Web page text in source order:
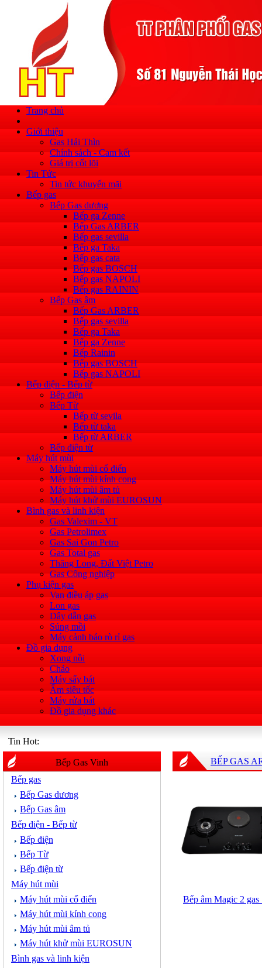
Trang chủ
Giới thiệu
Gas Hải Thìn
Chính sách - Cam kết
Giá trị cốt lõi
Tin Tức
Tin tức khuyến mãi
Bếp gas
Bếp Gas dương
Bếp ga Zenne
Bếp Gas ARBER
Bếp gas sevilla
Bếp ga Taka
Bếp gas cata
Bếp gas BOSCH
Bếp gas NAPOLI
Bếp gas RAININ
Bếp Gas âm
Bếp Gas ARBER
Bếp gas sevilla
Bếp ga Taka
Bếp ga Zenne
Bếp Rainin
Bếp gas BOSCH
Bếp gas NAPOLI
Bếp điện - Bếp từ
Bếp điện
Bếp Từ
Bếp từ sevila
Bếp từ taka
Bếp từ ARBER
Bếp điện từ
Máy hút mùi
Máy hút mùi cổ điển
Máy hút mùi kính cong
Máy hút mùi âm tủ
Máy hút khử mùi EUROSUN
Bình gas và linh kiện
Gas Valexim - VT
Gas Petrolimex
Gas Sai Gon Petro
Gas Total gas
Thăng Long, Đất Việt Petro
Gas Công nghiệp
Phụ kiện gas
Van điều áp gas
Lon gas
Dây dẫn gas
Súng mồi
Máy cảnh báo rò rỉ gas
Đồ gia dụng
Xong nồi
Chảo
Máy sấy bát
Ấm siêu tốc
Máy rửa bát
Đồ gia dụng khác
Tin Hot:
Bếp Gas Vinh
Bếp gas
Bếp Gas dương
Bếp Gas âm
Bếp điện - Bếp từ
Bếp điện
Bếp Từ
Bếp điện từ
Máy hút mùi
Máy hút mùi cổ điển
Máy hút mùi kính cong
Máy hút mùi âm tủ
Máy hút khử mùi EUROSUN
Bình gas và linh kiện
BẾP GAS
Bếp âm Magic 2